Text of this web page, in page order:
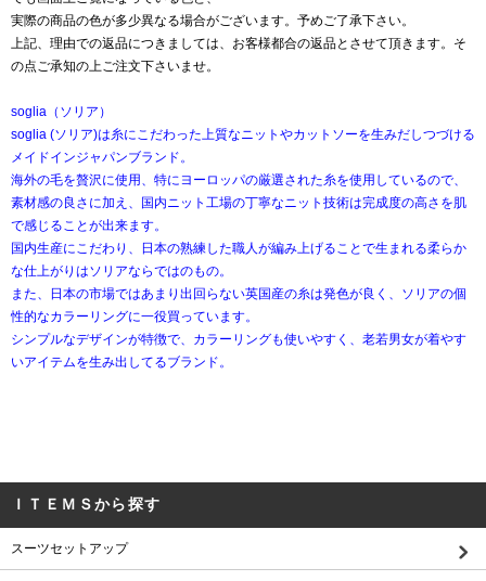
実際の商品の色が多少異なる場合がございます。予めご了承下さい。
上記、理由での返品につきましては、お客様都合の返品とさせて頂きます。そ
の点ご承知の上ご注文下さいませ。
soglia（ソリア）
soglia (ソリア)は糸にこだわった上質なニットやカットソーを生みだしつづける
メイドインジャパンブランド。
海外の毛を贅沢に使用、特にヨーロッパの厳選された糸を使用しているので、
素材感の良さに加え、国内ニット工場の丁寧なニット技術は完成度の高さを肌
で感じることが出来ます。
国内生産にこだわり、日本の熟練した職人が編み上げることで生まれる柔らか
な仕上がりはソリアならではのもの。
また、日本の市場ではあまり出回らない英国産の糸は発色が良く、ソリアの個
性的なカラーリングに一役買っています。
シンプルなデザインが特徴で、カラーリングも使いやすく、老若男女が着やす
いアイテムを生み出してるブランド。
ＩＴＥＭＳから探す
スーツセットアップ